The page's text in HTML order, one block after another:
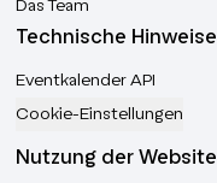
Das Team
Technische Hinweise
Eventkalender API
Cookie-Einstellungen
Nutzung der Website